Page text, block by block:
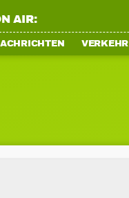
AIR:
VERKEHR